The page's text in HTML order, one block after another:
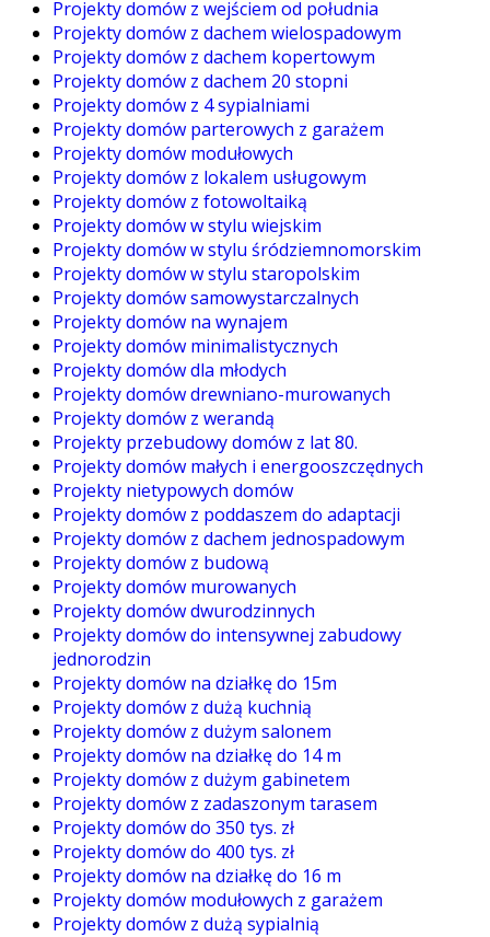
Projekty domów z wejściem od południa
Projekty domów z dachem wielospadowym
Projekty domów z dachem kopertowym
Projekty domów z dachem 20 stopni
Projekty domów z 4 sypialniami
Projekty domów parterowych z garażem
Projekty domów modułowych
Projekty domów z lokalem usługowym
Projekty domów z fotowoltaiką
Projekty domów w stylu wiejskim
Projekty domów w stylu śródziemnomorskim
Projekty domów w stylu staropolskim
Projekty domów samowystarczalnych
Projekty domów na wynajem
Projekty domów minimalistycznych
Projekty domów dla młodych
Projekty domów drewniano-murowanych
Projekty domów z werandą
Projekty przebudowy domów z lat 80.
Projekty domów małych i energooszczędnych
Projekty nietypowych domów
Projekty domów z poddaszem do adaptacji
Projekty domów z dachem jednospadowym
Projekty domów z budową
Projekty domów murowanych
Projekty domów dwurodzinnych
Projekty domów do intensywnej zabudowy
jednorodzin
Projekty domów na działkę do 15m
Projekty domów z dużą kuchnią
Projekty domów z dużym salonem
Projekty domów na działkę do 14 m
Projekty domów z dużym gabinetem
Projekty domów z zadaszonym tarasem
Projekty domów do 350 tys. zł
Projekty domów do 400 tys. zł
Projekty domów na działkę do 16 m
Projekty domów modułowych z garażem
Projekty domów z dużą sypialnią